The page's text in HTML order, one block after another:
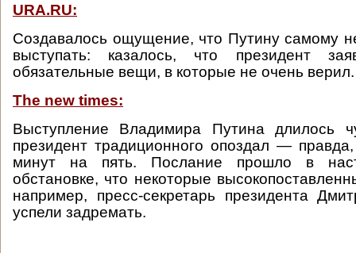
URA.RU:
Cоздавалось ощущение, что Путину самому
выступать: казалось, что президент
обязательные вещи, в которые не очень верил.
The new times:
Выступление Владимира Путина длилось
президент традиционного опоздал — правда,
минут на пять. Послание прошло в
обстановке, что некоторые
например, пресс-секретарь президента
успели задремать.